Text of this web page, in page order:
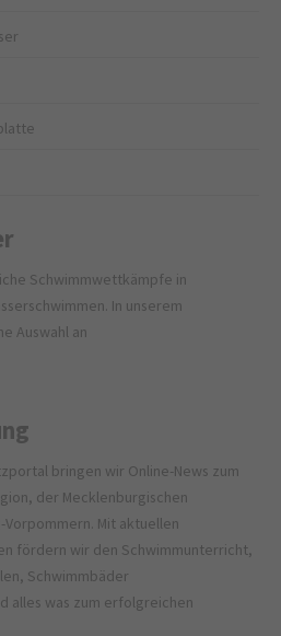
Schwimmwettkämpfe in
In unserem
Auswahl an
bringen wir Online-News zum
der Mecklenburgischen
Mit aktuellen
fördern wir den Schwimmunterricht,
Schwimmbäder
alles was zum erfolgreichen